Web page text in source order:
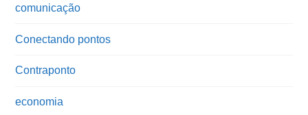
comunicação
Conectando pontos
Contraponto
economia